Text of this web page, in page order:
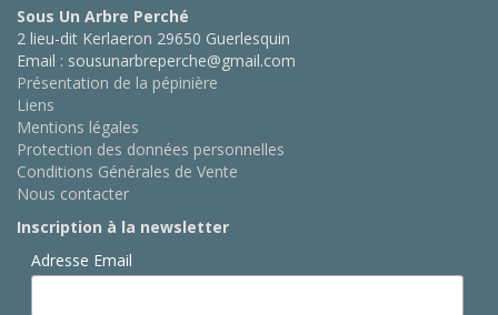
Sous Un Arbre Perché
2 lieu-dit Kerlaeron 29650 Guerlesquin
Email : sousunarbreperche@gmail.com
Présentation de la pépinière
Liens
Mentions légales
Protection des données personnelles
Conditions Générales de Vente
Nous contacter
Inscription à la newsletter
Adresse Email